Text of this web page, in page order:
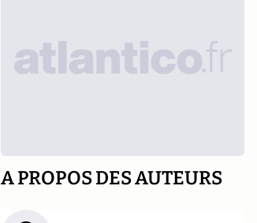
A PROPOS DES AUTEURS